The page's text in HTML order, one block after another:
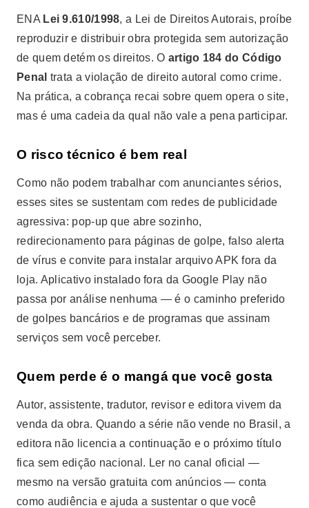
ΕΝΑ Lei 9.610/1998, a Lei de Direitos Autorais, proíbe
reproduzir e distribuir obra protegida sem autorização
de quem detém os direitos. O artigo 184 do Código
Penal trata a violação de direito autoral como crime.
Na prática, a cobrança recai sobre quem opera o site,
mas é uma cadeia da qual não vale a pena participar.
O risco técnico é bem real
Como não podem trabalhar com anunciantes sérios,
esses sites se sustentam com redes de publicidade
agressiva: pop-up que abre sozinho,
redirecionamento para páginas de golpe, falso alerta
de vírus e convite para instalar arquivo APK fora da
loja. Aplicativo instalado fora da Google Play não
passa por análise nenhuma — é o caminho preferido
de golpes bancários e de programas que assinam
serviços sem você perceber.
Quem perde é o mangá que você gosta
Autor, assistente, tradutor, revisor e editora vivem da
venda da obra. Quando a série não vende no Brasil, a
editora não licencia a continuação e o próximo título
fica sem edição nacional. Ler no canal oficial —
mesmo na versão gratuita com anúncios — conta
como audiência e ajuda a sustentar o que você